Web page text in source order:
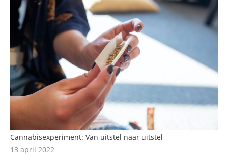
Cannabisexperiment: Van uitstel naar uitstel
13 april 2022